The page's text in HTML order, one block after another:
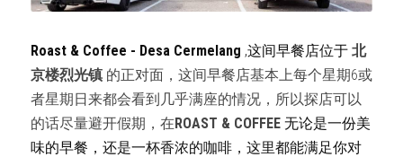
Roast & Coffee - Desa Cermelang ,这间早餐店位于 北
京楼烈光镇 的正对面，这间早餐店基本上每个星期6或
者星期日来都会看到几乎满座的情况，所以探店可以
的话尽量避开假期，在ROAST & COFFEE 无论是一份美
味的早餐，还是一杯香浓的咖啡，这里都能满足你对